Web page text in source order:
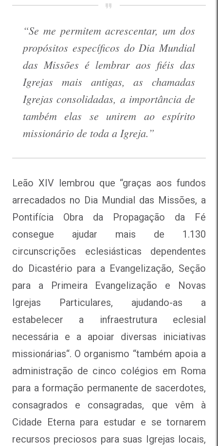
“Se me permitem acrescentar, um dos
propósitos específicos do Dia Mundial
das Missões é lembrar aos fiéis das
Igrejas mais antigas, as chamadas
Igrejas consolidadas, a importância de
também elas se unirem ao espírito
missionário de toda a Igreja.”
Leão XIV lembrou que “graças aos fundos
arrecadados no Dia Mundial das Missões, a
Pontifícia Obra da Propagação da Fé
consegue ajudar mais de 1.130
circunscrições eclesiásticas dependentes
do Dicastério para a Evangelização, Seção
para a Primeira Evangelização e Novas
Igrejas Particulares, ajudando-as a
estabelecer a infraestrutura eclesial
necessária e a apoiar diversas iniciativas
missionárias“. O organismo “também apoia a
administração de cinco colégios em Roma
para a formação permanente de sacerdotes,
consagrados e consagradas, que vêm à
Cidade Eterna para estudar e se tornarem
recursos preciosos para suas Igrejas locais,